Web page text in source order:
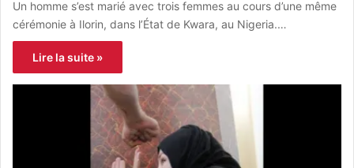
Un homme s’est marié avec trois femmes au cours d’une même
cérémonie à Ilorin, dans l’État de Kwara, au Nigeria.…
Lire la suite »